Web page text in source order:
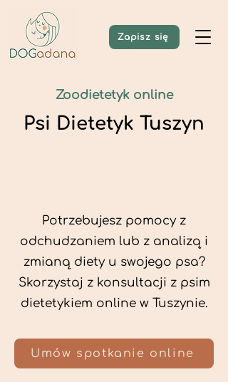
Zapisz się
Zoodietetyk online
Psi Dietetyk Tuszyn
Potrzebujesz pomocy z
odchudzaniem lub z analizą i
zmianą diety u swojego psa?
Skorzystaj z konsultacji z psim
dietetykiem online w Tuszynie.
Umów spotkanie online